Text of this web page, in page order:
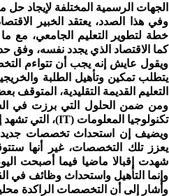
الجهات الرسمية المختلفة لإيجاد
وفي هذا الصدد، يعتقد الخبير
خطة لتطوير التعليم الجامعي،
كما الاقتصاد الذي يجدد نفسه، وفق
ويقول عايش إنه يجب أن تتواءم
يتطلب تمكين وتأهيل الطلبة
التعليم القديمة التقليدية،
ومن ضمن الحلول التي برزت في
تكنولوجيا المعلومات (IT)، التي تشهد إقبالا واسعا لدراستها في الجامعات الأردنية.
ويضيف إن استحداث تخصصات جديدة
يعزز تلك التخصصات، غير أنها
شهدت إقبالا ماضيا فيما أصبحت
وإنما التأهيل واستحداث وظائف في
وأشار إلى أن التخصصات الراكدة